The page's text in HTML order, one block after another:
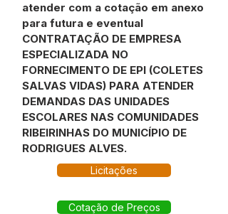
atender com a cotação em anexo
para futura e eventual
CONTRATAÇÃO DE EMPRESA
ESPECIALIZADA NO
FORNECIMENTO DE EPI (COLETES
SALVAS VIDAS) PARA ATENDER
DEMANDAS DAS UNIDADES
ESCOLARES NAS COMUNIDADES
RIBEIRINHAS DO MUNICÍPIO DE
RODRIGUES ALVES.
Licitações
Cotação de Preços